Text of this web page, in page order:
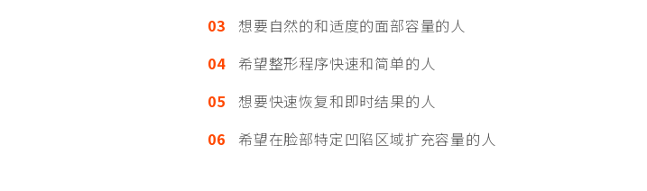
03 想要自然的和适度的面部容量的人
04希望整形程序快速和简单的人
05 想要快速恢复和即时结果的人
06 希望在脸部特定凹陷区域扩充容量的人